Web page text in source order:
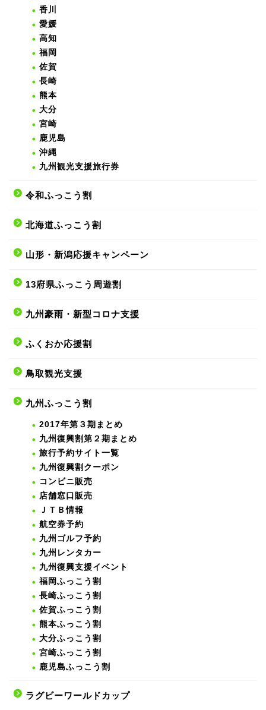
香川
愛媛
高知
福岡
佐賀
長崎
熊本
大分
宮崎
鹿児島
沖縄
九州観光支援旅行券
令和ふっこう割
北海道ふっこう割
山形・新潟応援キャンペーン
13府県ふっこう周遊割
九州豪雨・新型コロナ支援
ふくおか応援割
鳥取観光支援
九州ふっこう割
2017年第３期まとめ
九州復興割第２期まとめ
旅行予約サイト一覧
九州復興割クーポン
コンビニ販売
店舗窓口販売
ＪＴＢ情報
航空券予約
九州ゴルフ予約
九州レンタカー
九州復興支援イベント
福岡ふっこう割
長崎ふっこう割
佐賀ふっこう割
熊本ふっこう割
大分ふっこう割
宮崎ふっこう割
鹿児島ふっこう割
ラグビーワールドカップ